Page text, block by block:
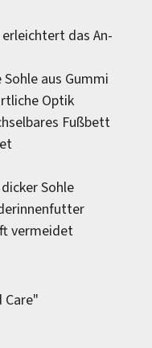
das An-
aus Gummi
Optik
Fußbett
Sohle
vermeidet